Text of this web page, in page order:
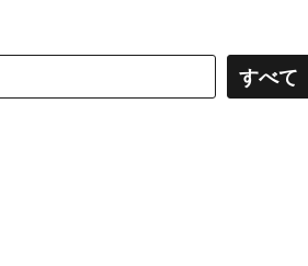
すべて